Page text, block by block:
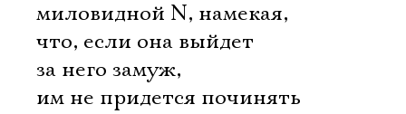
миловидной N, намекая,
что, если она выйдет
за него замуж,
им не придется починять